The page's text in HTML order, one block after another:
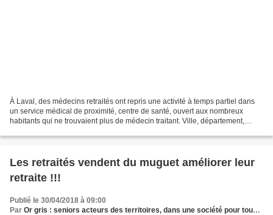
À Laval, des médecins retraités ont repris une activité à temps partiel dans
un service médical de proximité, centre de santé, ouvert aux nombreux
habitants qui ne trouvaient plus de médecin traitant. Ville, département,
Les retraités vendent du muguet améliorer leur
retraite !!!
Publié le 30/04/2018 à 09:00
Par Or gris : seniors acteurs des territoires, dans une société pour tous les âges